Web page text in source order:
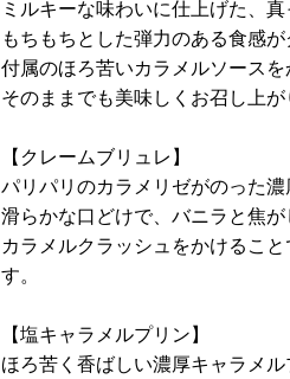
ミルキーな味わいに仕上げた、真
もちもちとした弾力のある食感が
付属のほろ苦いカラメルソースを
そのままでも美味しくお召し上が
【クレームブリュレ】
パリパリのカラメリゼがのった濃
滑らかな口どけで、バニラと焦が
カラメルクラッシュをかけるこ
す。
【塩キャラメルプリン】
ほろ苦く香ばしい濃厚キャラメル